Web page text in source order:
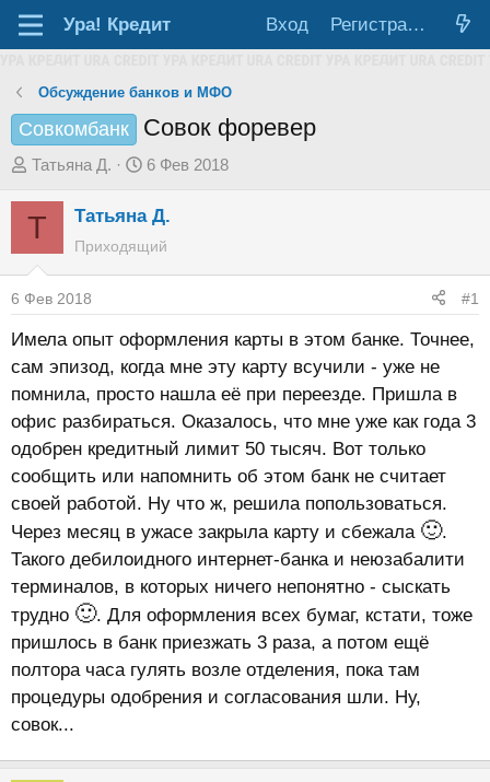
Ура! Кредит Вход Регистрация
Обсуждение банков и МФО
Совкомбанк Совок форевер
А
т
о
р
т
е
м
ы
Татьяна Д.
Д
т
а
ч
а
л
а
6 Фев 2018
Т Татьяна Д.
Приходящий
6 Фев 2018 #1
Имела опыт оформления карты в этом банке. Точнее,
сам эпизод, когда мне эту карту всучили - уже не
помнила, просто нашла её при переезде. Пришла в
офис разбираться. Оказалось, что мне уже как года 3
одобрен кредитный лимит 50 тысяч. Вот только
сообщить или напомнить об этом банк не считает
своей работой. Ну что ж, решила попользоваться.
Через месяц в ужасе закрыла карту и сбежала 🙂.
Такого дебилоидного интернет-банка и неюзабалити
терминалов, в которых ничего непонятно - сыскать
трудно 🙂. Для оформления всех бумаг, кстати, тоже
пришлось в банк приезжать 3 раза, а потом ещё
полтора часа гулять возле отделения, пока там
процедуры одобрения и согласования шли. Ну,
совок...